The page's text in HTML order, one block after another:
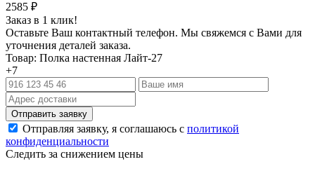
2585 ₽
Заказ в 1 клик!
Оставьте Ваш контактный телефон. Мы свяжемся с Вами для
уточнения деталей заказа.
Товар: Полка настенная Лайт-27
+7
Отправляя заявку, я соглашаюсь с политикой
конфиденциальности
Следить за снижением цены